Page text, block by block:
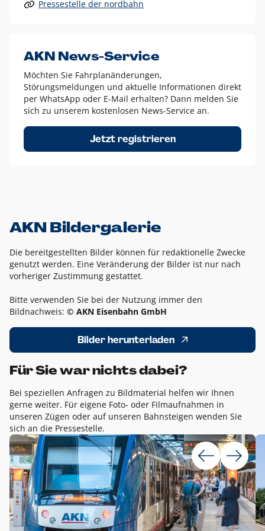
Alle anderen Logo-Varianten dürfen nur in Ausnahmefällen
Diese Ausnahmen sind zum Beispiel:
dem AKN Blau,
weißes Logo auf Fotohintergründen,
schwarzes Logo für reine Schwarz-Weiß-Umsetzungen
Um das Logo herum muss ein Schutzraum von jeweils einer
Höhe bzw. Breite des N aus AKN in alle Richtungen
Pressestelle der nordbahn
AKN News-Service
Möchten Sie Fahrplanänderungen,
Störungsmeldungen und aktuelle Informationen direkt
per WhatsApp oder E-Mail erhalten? Dann melden Sie
sich zu unserem kostenlosen News-Service an.
Jetzt registrieren
AKN Bildergalerie
Die bereitgestellten Bilder können für redaktionelle Zwecke
genutzt werden. Eine Veränderung der Bilder ist nur nach
vorheriger Zustimmung gestattet.
Bitte verwenden Sie bei der Nutzung immer den
Bildnachweis: © AKN Eisenbahn GmbH
Bilder herunterladen
Für Sie war nichts dabei?
Bei speziellen Anfragen zu Bildmaterial helfen wir Ihnen
gerne weiter. Für eigene Foto- oder Filmaufnahmen in
unseren Zügen oder auf unseren Bahnsteigen wenden Sie
sich an die Pressestelle.